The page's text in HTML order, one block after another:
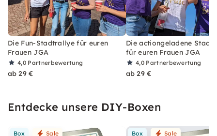
Die Fun-Stadtrallye für euren
Frauen JGA
4,0 Partnerbewertung
ab 29 €
Die actiongeladene
für euren Frauen JGA
4,0 Partnerbewertung
ab 29 €
Entdecke unsere DIY-Boxen
Box Sale Box Sale